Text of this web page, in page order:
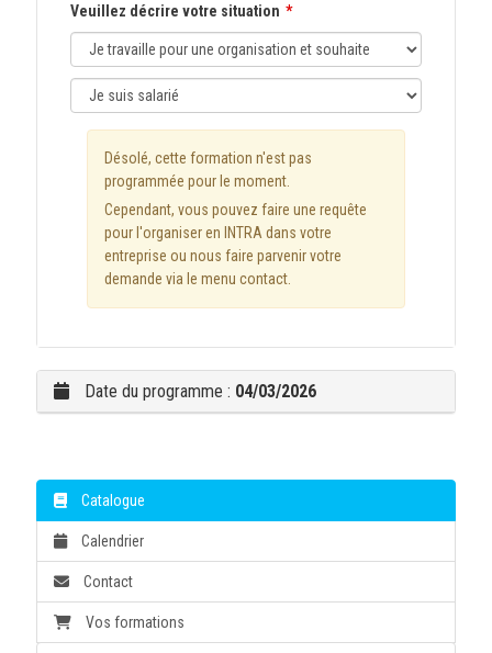
Veuillez décrire votre situation
Désolé, cette formation n'est pas
programmée pour le moment.
Cependant, vous pouvez faire une requête
pour l'organiser en INTRA dans votre
entreprise ou nous faire parvenir votre
demande via le menu contact.
Date du programme : 04/03/2026
Catalogue
Calendrier
Contact
Vos formations